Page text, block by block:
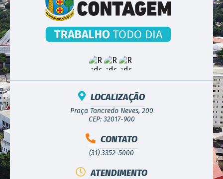
LOCALIZAÇÃO
Praça Tancredo Neves, 200
CEP: 32017-900
CONTATO
(31) 3352-5000
ATENDIMENTO